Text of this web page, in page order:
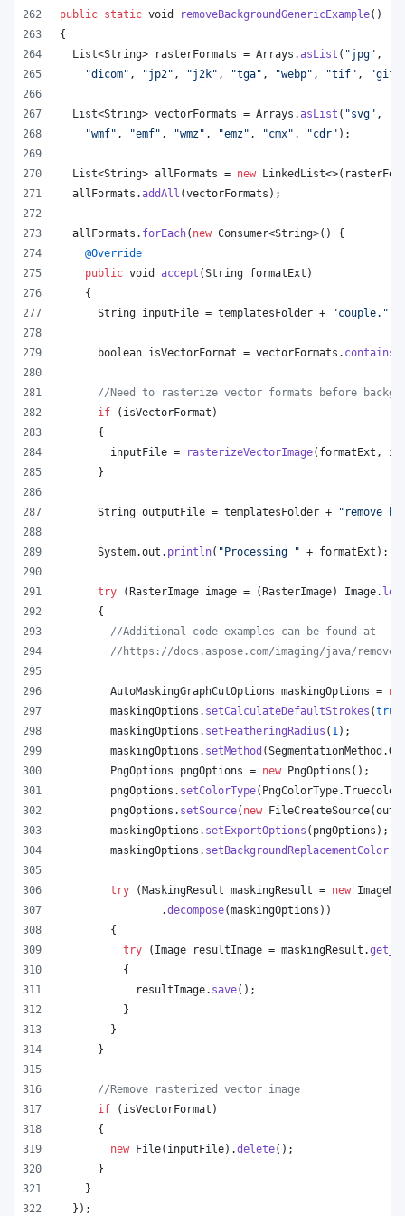
public static void removeBackgroundGenericExample()
{
List<String> rasterFormats = Arrays .asList ( "jpg" ,
"dicom" , "jp2" , "j2k" , "tga" , "webp" , "tif" , "gif"
List<String> vectorFormats = Arrays .asList ( "svg" ,
"wmf" , "emf" , "wmz" , "emz" , "cmx" , "cdr" );
List<String> allFormats = new LinkedList<>(
allFormats .addAll (vectorFormats );
allFormats . forEach( new Consumer<String>() {
@Override
public void accept (String formatExt )
    {
String inputFile = templatesFolder + "couple."
boolean isVectorFormat = vectorFormats . contains
//Need to rasterize vector formats before
if ( isVectorFormat )
      {
inputFile = rasterizeVectorImage( formatExt ,
      }
String outputFile = templatesFolder +
System.out . println( "Processing " + formatExt );
try (RasterImage image = (RasterImage) Image.
      {
//Additional code examples can be found at
//https://docs.aspose.com/imaging/java/remove-
AutoMaskingGraphCutOptions maskingOptions =
maskingOptions . setCalculateDefaultStrokes (true
maskingOptions . setFeatheringRadius ( 1 );
maskingOptions . setMethod (SegmentationMethod .
PngOptions
pngOptions = new PngOptions ();
pngOptions . setColorType( PngColorType.
pngOptions . setSource( new FileCreateSource(
maskingOptions . setExportOptions ( pngOptions );
maskingOptions . setBackgroundReplacementColor(
try (MaskingResult maskingResult = new
                .
decompose(maskingOptions ))
        {
try ( Image resultImage = maskingResult .
          {
resultImage. save();
          }
        }
      }
//Remove rasterized vector image
if ( isVectorFormat )
      {
new File( inputFile).delete();
      }
    }
  });